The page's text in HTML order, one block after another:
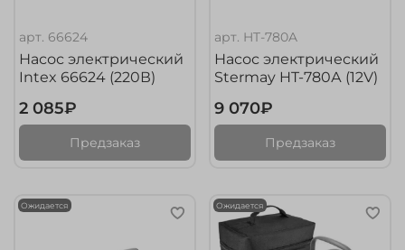
арт. 66624
Насос электрический
Intex 66624 (220В)
2 085₽
Предзаказ
арт. HT-780A
Насос электрический
Stermay HT-780А (12V)
9 070₽
Предзаказ
Ожидается Ожидается